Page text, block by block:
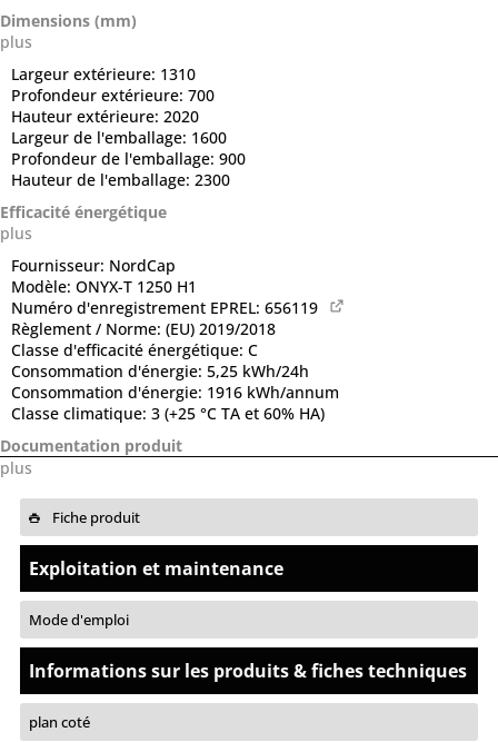
Dimensions (mm)
plus
Largeur extérieure: 1310
Profondeur extérieure: 700
Hauteur extérieure: 2020
Largeur de l'emballage: 1600
Profondeur de l'emballage: 900
Hauteur de l'emballage: 2300
Efficacité énergétique
plus
Fournisseur: NordCap
Modèle: ONYX-T 1250 H1
Numéro d'enregistrement EPREL: 656119
Règlement / Norme: (EU) 2019/2018
Classe d'efficacité énergétique: C
Consommation d'énergie: 5,25 kWh/24h
Consommation d'énergie: 1916 kWh/annum
Classe climatique: 3 (+25 °C TA et 60% HA)
Documentation produit
plus
Fiche produit
Exploitation et maintenance
Mode d'emploi
Informations sur les produits & fiches techniques
plan coté